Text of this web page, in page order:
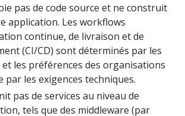
pas de code source et ne construit
application. Les workflows
continue, de livraison et de
(CI/CD) sont déterminés par les
les préférences des organisations
par les exigences techniques.
pas de services au niveau de
tels que des middleware (par